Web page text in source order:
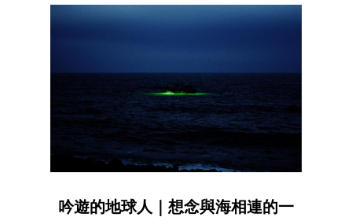
吟遊的地球人｜想念與海相連的一